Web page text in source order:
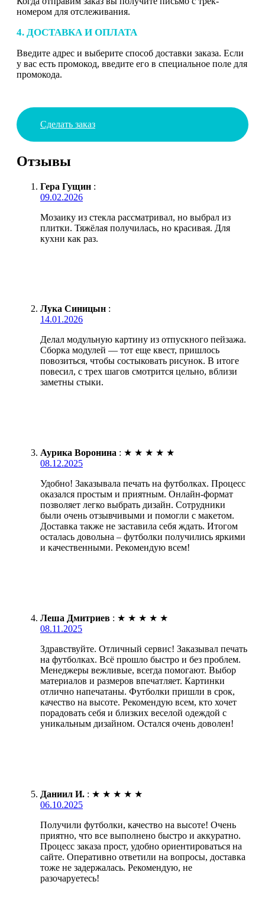
номером для отслеживания.
4. ДОСТАВКА И ОПЛАТА
Введите адрес и выберите способ доставки заказа. Если
у вас есть промокод, введите его в специальное поле для
промокода.
Сделать заказ
Отзывы
Гера Гущин :
09.02.2026
Мозаику из стекла рассматривал, но выбрал из
плитки. Тяжёлая получилась, но красивая. Для
кухни как раз.
Лука Синицын :
14.01.2026
Делал модульную картину из отпускного пейзажа.
Сборка модулей — тот еще квест, пришлось
повозиться, чтобы состыковать рисунок. В итоге
повесил, с трех шагов смотрится цельно, вблизи
заметны стыки.
Аурика Воронина : ★ ★ ★ ★ ★
08.12.2025
Удобно! Заказывала печать на футболках. Процесс
оказался простым и приятным. Онлайн-формат
позволяет легко выбрать дизайн. Сотрудники
были очень отзывчивыми и помогли с макетом.
Доставка также не заставила себя ждать. Итогом
осталась довольна – футболки получились яркими
и качественными. Рекомендую всем!
Леша Дмитриев : ★ ★ ★ ★ ★
08.11.2025
Здравствуйте. Отличный сервис! Заказывал печать
на футболках. Всё прошло быстро и без проблем.
Менеджеры вежливые, всегда помогают. Выбор
материалов и размеров впечатляет. Картинки
отлично напечатаны. Футболки пришли в срок,
качество на высоте. Рекомендую всем, кто хочет
порадовать себя и близких веселой одеждой с
уникальным дизайном. Остался очень доволен!
Даниил И. : ★ ★ ★ ★ ★
06.10.2025
Получили футболки, качество на высоте! Очень
приятно, что все выполнено быстро и аккуратно.
Процесс заказа прост, удобно ориентироваться на
сайте. Оперативно ответили на вопросы, доставка
тоже не задержалась. Рекомендую, не
разочаруетесь!